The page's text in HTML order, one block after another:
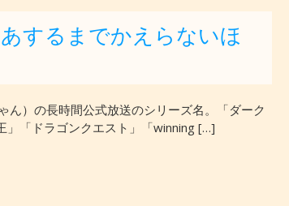
するまでかえらないほ
ん）の長時間公式放送のシリーズ名。「ダーク
」「ドラゴンクエスト」「winning […]